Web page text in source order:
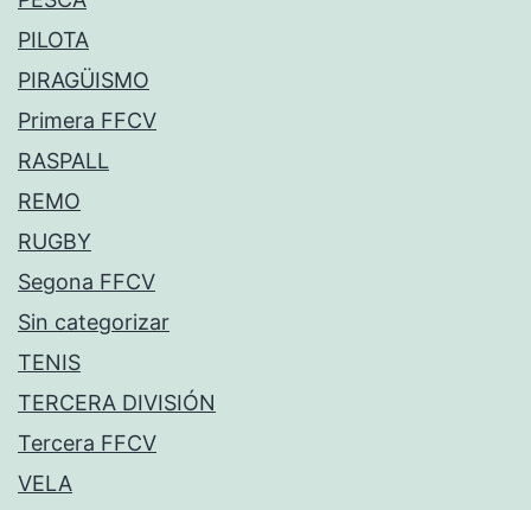
PILOTA
PIRAGÜISMO
Primera FFCV
RASPALL
REMO
RUGBY
Segona FFCV
Sin categorizar
TENIS
TERCERA DIVISIÓN
Tercera FFCV
VELA